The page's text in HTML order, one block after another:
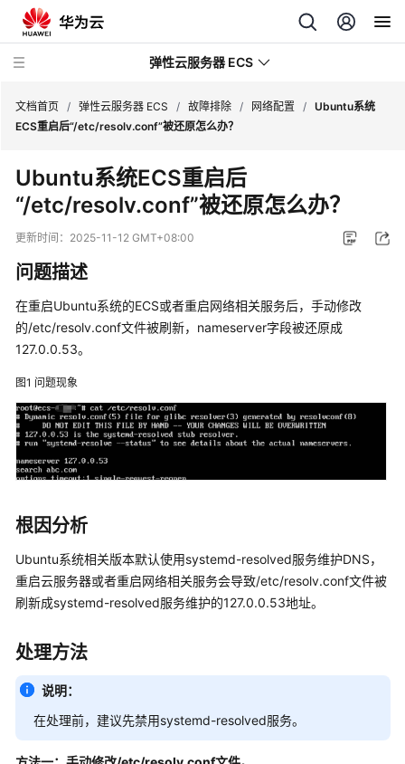
弹性云服务器 ECS
新
动
服
务
公
告
品
介
绍
计
明
快
速
入
户
南
文档首页 / 弹性云服务器 ECS / 故障排除 / 网络配置 / Ubuntu系统
ECS重启后“/etc/resolv.conf”被还原怎么办？
Ubuntu系统ECS重启后
“/etc/resolv.conf”被还原怎么办？
更新时间： 2025-11-12 GMT+08:00
问题描述
在重启Ubuntu系统的ECS或者重启网络相关服务后，手动修改
的/etc/resolv.conf文件被刷新，nameserver字段被还原成
127.0.0.53。
图1 问题现象
根因分析
Ubuntu系统相关版本默认使用systemd-resolved服务维护DNS，
重启云服务器或者重启网络相关服务会导致/etc/resolv.conf文件被
刷新成systemd-resolved服务维护的127.0.0.53地址。
处理方法
说明：
在处理前，建议先禁用systemd-resolved服务。